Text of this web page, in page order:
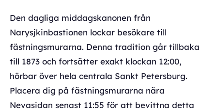
Den dagliga middagskanonen från
Narysjkinbastionen lockar besökare till
fästningsmurarna. Denna tradition går tillbaka
till 1873 och fortsätter exakt klockan 12:00,
hörbar över hela centrala Sankt Petersburg.
Placera dig på fästningsmurarna nära
Nevasidan senast 11:55 för att bevittna detta